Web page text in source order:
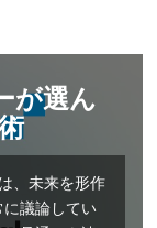
が選ん
、未来を形作
に議論してい